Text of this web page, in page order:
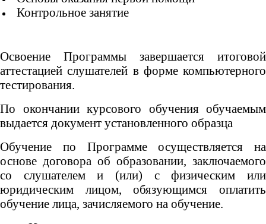
Контрольное занятие
Освоение Программы завершается итоговой
аттестацией слушателей в форме компьютерного
тестирования.
По окончании курсового обучения обучаемым
выдается документ установленного образца
Обучение по Программе осуществляется на
основе договора об образовании, заключаемого
со слушателем и (или) с физическим или
юридическим лицом, обязующимся оплатить
обучение лица, зачисляемого на обучение.